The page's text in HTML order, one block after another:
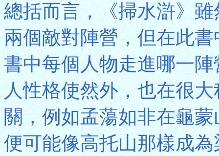
總括而言，《掃水滸》
兩個敵對陣營，但在此
書中每個人物走進哪一
人性格使然外，也在很
關，例如孟蕩如非在龜
便可能像高托山那樣成